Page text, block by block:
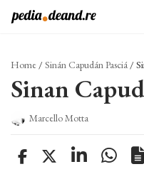
Vai
Home / Sinán Capudán Pasciá /
Sinan
Marcello Motta